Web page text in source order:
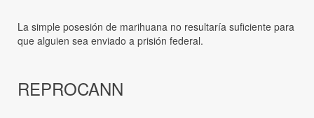
La simple posesión de marihuana no resultaría suficiente para
que alguien sea enviado a prisión federal.
REPROCANN